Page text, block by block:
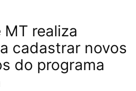
realiza
cadastrar novos
do programa